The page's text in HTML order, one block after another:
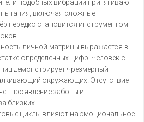
подобных вибраций притягивают
включая сложные
нередко становится инструментом
личной матрицы выражается в
определённых цифр. Человек с
демонстрирует чрезмерный
окружающих. Отсутствие
проявление заботы и
близких.
циклы влияют на эмоциональное